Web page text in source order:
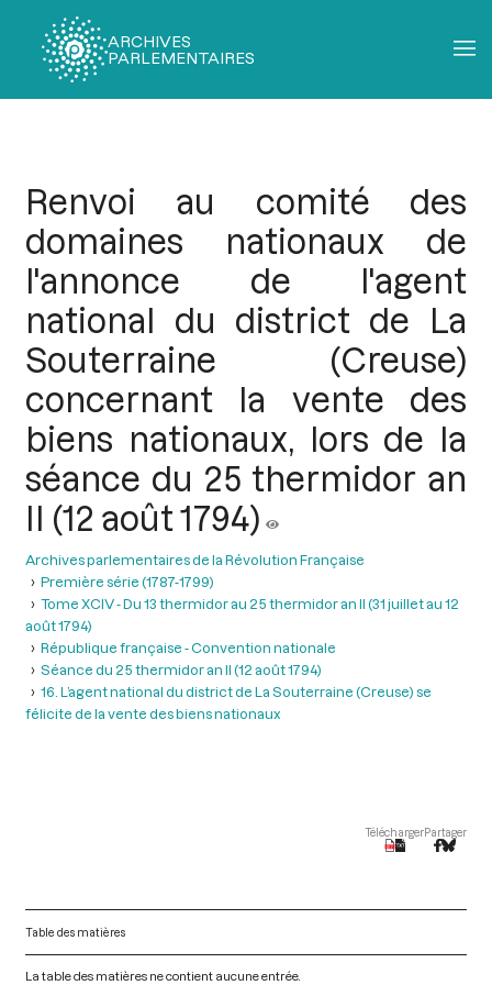
ARCHIVES
PARLEMENTAIRES
Renvoi au comité des
domaines nationaux de
l'annonce de l'agent
national du district de La
Souterraine (Creuse)
concernant la vente des
biens nationaux, lors de la
séance du 25 thermidor an
II (12 août 1794)
Archives parlementaires de la Révolution Française
Première série (1787-1799)
Tome XCIV - Du 13 thermidor au 25 thermidor an II (31 juillet au 12
août 1794)
République française - Convention nationale
Séance du 25 thermidor an II (12 août 1794)
16. L’agent national du district de La Souterraine (Creuse) se
félicite de la vente des biens nationaux
TéléchargerPartager
Table des matières
La table des matières ne contient aucune entrée.